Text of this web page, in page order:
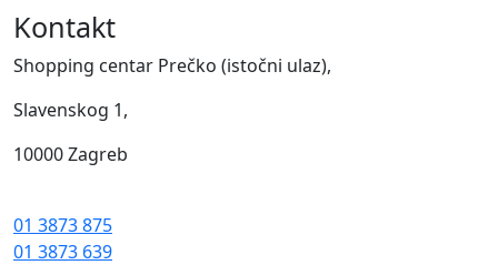
Kontakt
Shopping centar Prečko (istočni ulaz),
Slavenskog 1,
10000 Zagreb
01 3873 875
01 3873 639